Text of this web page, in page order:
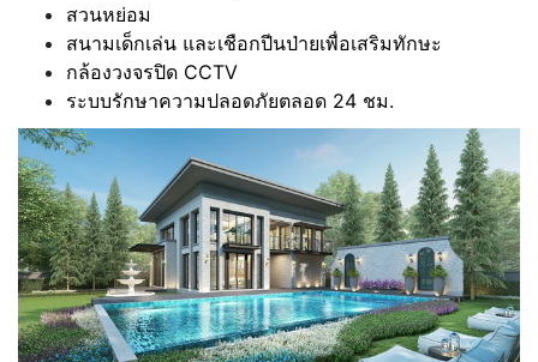
สวนหย่อม
สนามเด็กเล่น และเชือกปีนป่ายเพื่อเสริมทักษะ
กล้องวงจรปิด CCTV
ระบบรักษาความปลอดภัยตลอด 24 ชม.